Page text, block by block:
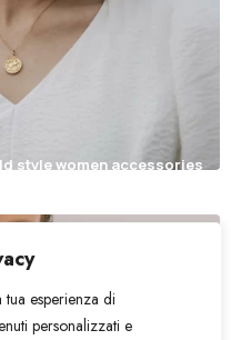
esperienza di
personalizzati e
style women accessories